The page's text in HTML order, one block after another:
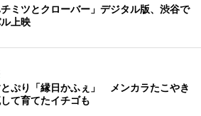
ミツとクローバー」デジタル版、渋谷で
上映
ぷり「縁日かふぇ」 メンカラたこやき
て育てたイチゴも